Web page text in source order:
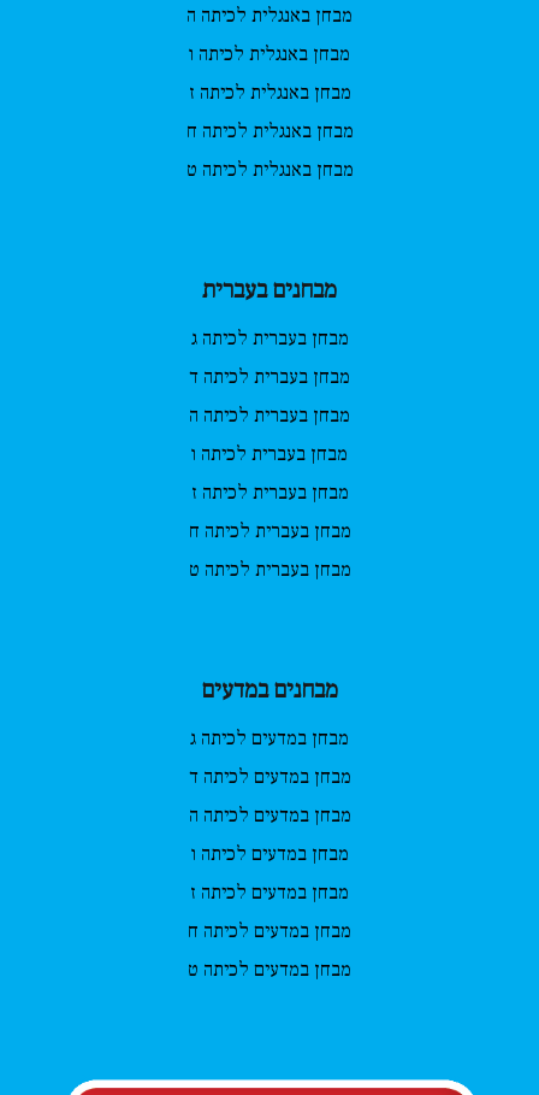
מבחן באנגלית לכיתה ה
מבחן באנגלית לכיתה ו
מבחן באנגלית לכיתה ז
מבחן באנגלית לכיתה ח
מבחן באנגלית לכיתה ט
מבחנים בעברית
מבחן בעברית לכיתה ג
מבחן בעברית לכיתה ד
מבחן בעברית לכיתה ה
מבחן בעברית לכיתה ו
מבחן בעברית לכיתה ז
מבחן בעברית לכיתה ח
מבחן בעברית לכיתה ט
מבחנים במדעים
מבחן במדעים לכיתה ג
מבחן במדעים לכיתה ד
מבחן במדעים לכיתה ה
מבחן במדעים לכיתה ו
מבחן במדעים לכיתה ז
מבחן במדעים לכיתה ח
מבחן במדעים לכיתה ט